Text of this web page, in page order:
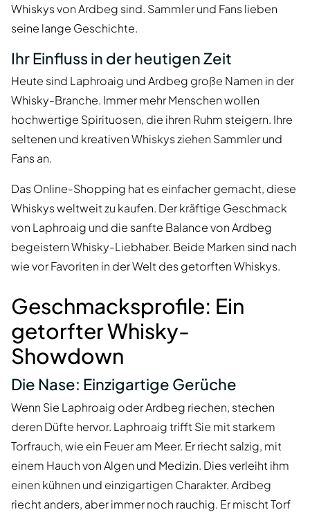
Whiskys von Ardbeg sind. Sammler und Fans lieben
seine lange Geschichte.
Ihr Einfluss in der heutigen Zeit
Heute sind Laphroaig und Ardbeg große Namen in der
Whisky-Branche. Immer mehr Menschen wollen
hochwertige Spirituosen, die ihren Ruhm steigern. Ihre
seltenen und kreativen Whiskys ziehen Sammler und
Fans an.
Das Online-Shopping hat es einfacher gemacht, diese
Whiskys weltweit zu kaufen. Der kräftige Geschmack
von Laphroaig und die sanfte Balance von Ardbeg
begeistern Whisky-Liebhaber. Beide Marken sind nach
wie vor Favoriten in der Welt des getorften Whiskys.
Geschmacksprofile: Ein
getorfter Whisky-
Showdown
Die Nase: Einzigartige Gerüche
Wenn Sie Laphroaig oder Ardbeg riechen, stechen
deren Düfte hervor. Laphroaig trifft Sie mit starkem
Torfrauch, wie ein Feuer am Meer. Er riecht salzig, mit
einem Hauch von Algen und Medizin. Dies verleiht ihm
einen kühnen und einzigartigen Charakter. Ardbeg
riecht anders, aber immer noch rauchig. Er mischt Torf